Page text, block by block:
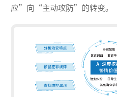
应”向“主动攻防”的转变。